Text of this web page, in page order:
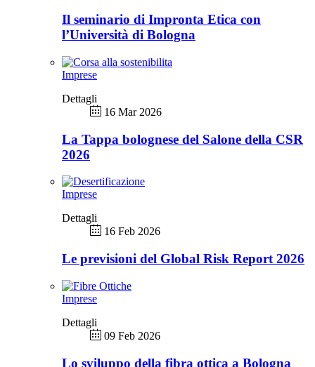
Il seminario di Impronta Etica con
l’Università di Bologna
Imprese
Dettagli
16 Mar 2026
La Tappa bolognese del Salone della CSR
2026
Imprese
Dettagli
16 Feb 2026
Le previsioni del Global Risk Report 2026
Imprese
Dettagli
09 Feb 2026
Lo sviluppo della fibra ottica a Bologna